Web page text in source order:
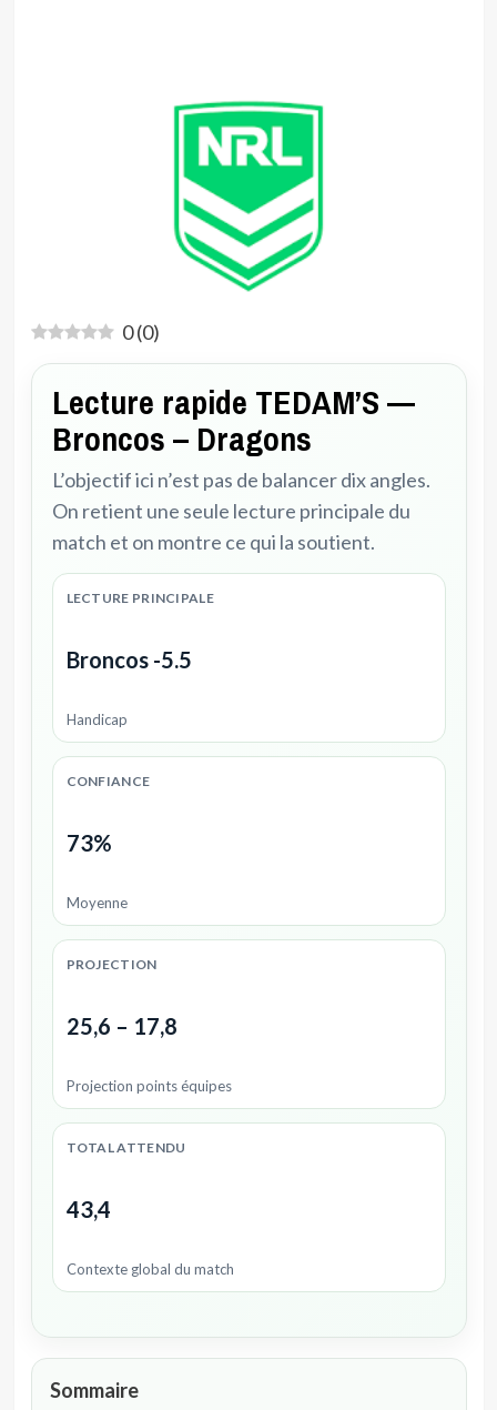
0(0)
Lecture rapide TEDAM’S —
Broncos – Dragons
L’objectif ici n’est pas de balancer dix angles.
On retient une seule lecture principale du
match et on montre ce qui la soutient.
LECTURE PRINCIPALE
Broncos -5.5
Handicap
CONFIANCE
73%
Moyenne
PROJECTION
25,6 – 17,8
Projection points équipes
TOTAL ATTENDU
43,4
Contexte global du match
Sommaire